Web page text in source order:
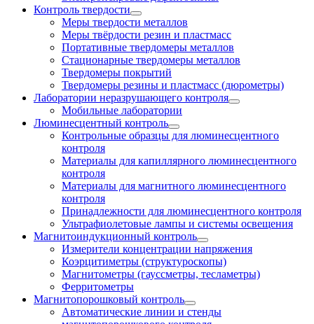
Контроль твердости
Меры твердости металлов
Меры твёрдости резин и пластмасс
Портативные твердомеры металлов
Стационарные твердомеры металлов
Твердомеры покрытий
Твердомеры резины и пластмасс (дюрометры)
Лаборатории неразрушающего контроля
Мобильные лаборатории
Люминесцентный контроль
Контрольные образцы для люминесцентного
контроля
Материалы для капиллярного люминесцентного
контроля
Материалы для магнитного люминесцентного
контроля
Принадлежности для люминесцентного контроля
Ультрафиолетовые лампы и системы освещения
Магнитоиндукционный контроль
Измерители концентрации напряжения
Коэрцитиметры (структуроскопы)
Магнитометры (гауссметры, тесламетры)
Ферритометры
Магнитопорошковый контроль
Автоматические линии и стенды